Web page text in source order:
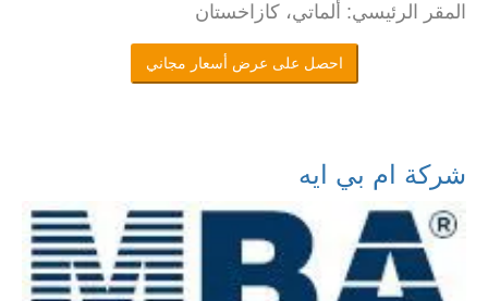
المقر الرئيسي: ألماتي، كازاخستان
احصل على عرض أسعار مجاني
شركة ام بي ايه